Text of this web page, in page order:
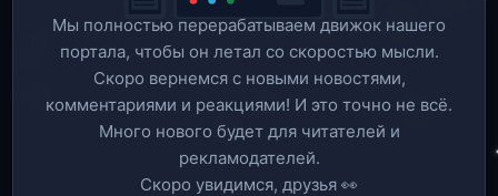
Мы полностью перерабатываем движок нашего
портала, чтобы он летал со скоростью мысли.
Скоро вернемся c новыми новостями,
комментариями и реакциями! И это точно не всё.
Много нового будет для читателей и
рекламодателей.
Скоро увидимся, друзья 👀